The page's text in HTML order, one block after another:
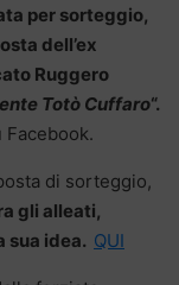
per sorteggio,
dell’ex
Ruggero
Totò Cuffaro“.
Facebook.
di sorteggio,
gli alleati,
sua idea. QUI